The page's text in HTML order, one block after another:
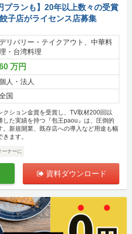
プランも】20年以上数々の受賞
子店がライセンス店募集
リバリー・テイクアウト、中華料
・台湾料理
万円
人・法人
国
ション金賞を受賞し、TV取材200回以
した実績を持つ『包王paou』は、圧倒的
。新規開業、既存店への導入など用途も幅
ます。
ーナーに
資料ダウンロード